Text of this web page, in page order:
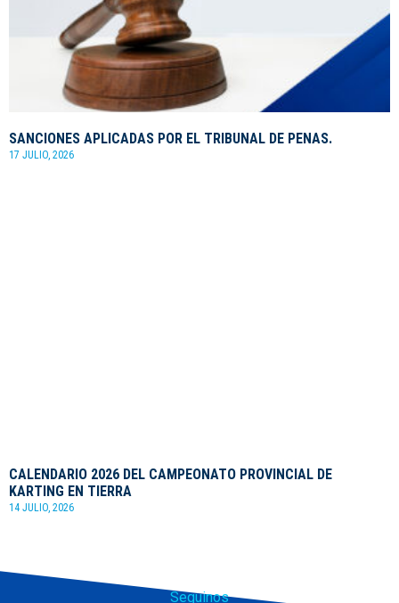
SANCIONES APLICADAS POR EL TRIBUNAL DE PENAS.
17 JULIO, 2026
CALENDARIO 2026 DEL CAMPEONATO PROVINCIAL DE
KARTING EN TIERRA
14 JULIO, 2026
Seguinos